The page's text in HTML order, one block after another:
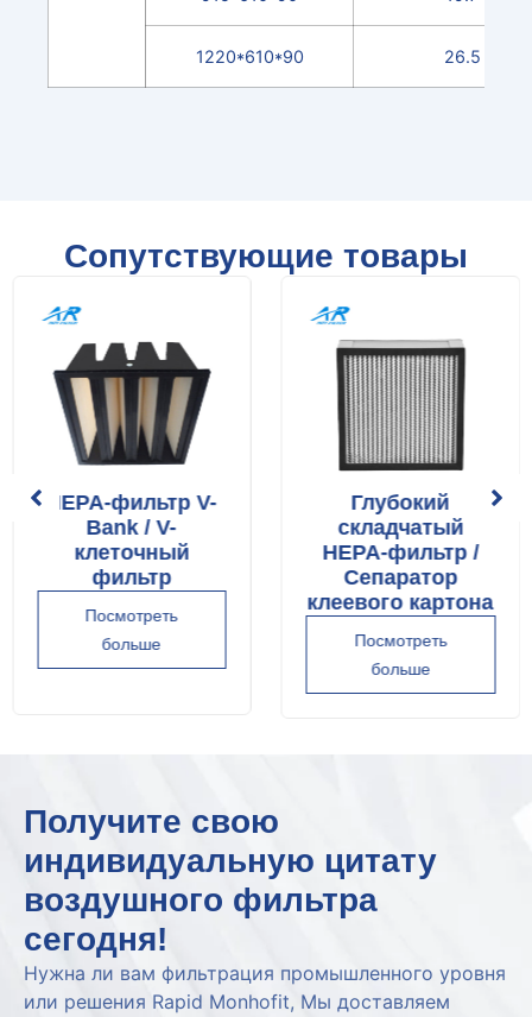
1220*610*90 26.5
Сопутствующие товары
HEPA-фильтр V-
Bank / V-
клеточный
фильтр
Посмотреть
больше
Глубокий
складчатый
HEPA-фильтр /
Сепаратор
клеевого картона
Посмотреть
больше
Получите свою
индивидуальную цитату
воздушного фильтра
сегодня!
Нужна ли вам фильтрация промышленного уровня
или решения Rapid Monhofit, Мы доставляем